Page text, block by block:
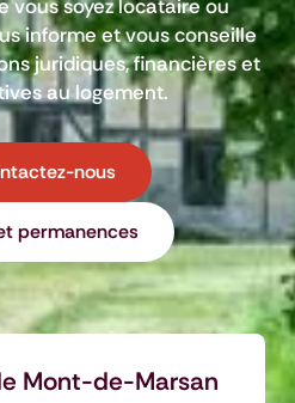
vous soyez locataire ou
informe et vous conseille
juridiques, financières et
au logement.
nous
permanences
Mont-de-Marsan